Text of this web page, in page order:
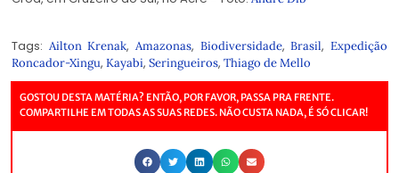
Tags: Ailton Krenak,Amazonas, Biodiversidade,Brasil,Expedição
Roncador-Xingu, Kayabi, Seringueiros, Thiago de Mello
GOSTOU DESTA MATÉRIA? ENTÃO, POR FAVOR, PASSA PRA FRENTE.
COMPARTILHE EM TODAS AS SUAS REDES. NÃO CUSTA NADA, É SÓ CLICAR!